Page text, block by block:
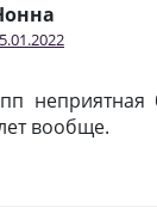
вообще.